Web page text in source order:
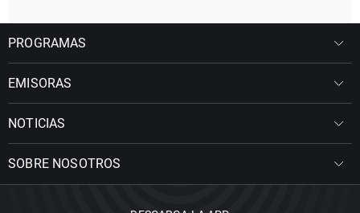
PROGRAMAS
EMISORAS
NOTICIAS
SOBRE NOSOTROS